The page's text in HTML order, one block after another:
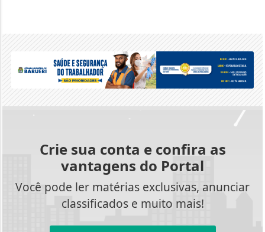
Crie sua conta e confira as
vantagens do Portal
Você pode ler matérias exclusivas, anunciar
classificados e muito mais!